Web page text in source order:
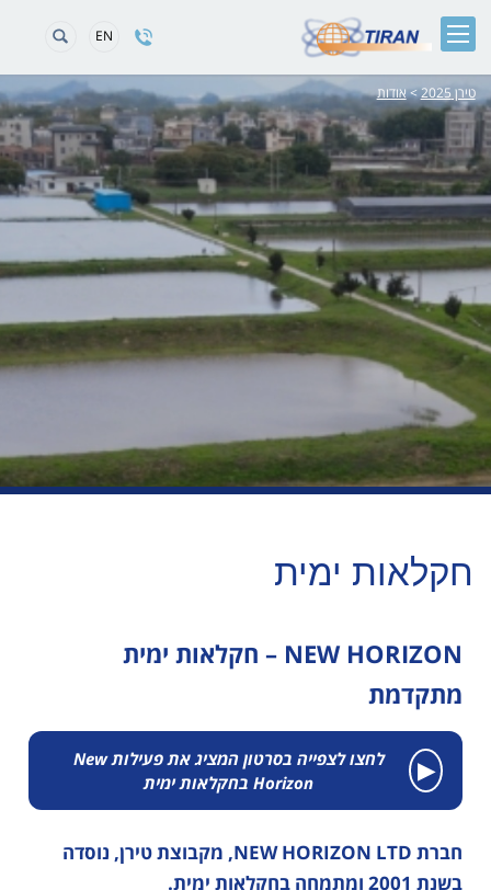
EN
טירן 2025 >אודות
חקלאות ימית
NEW HORIZON – חקלאות ימית
מתקדמת
▶
לחצו לצפייה בסרטון המציג את פעילות New
Horizon בחקלאות ימית
חברת NEW HORIZON LTD, מקבוצת טירן, נוסדה
בשנת 2001 ומתמחה בחקלאות ימית.